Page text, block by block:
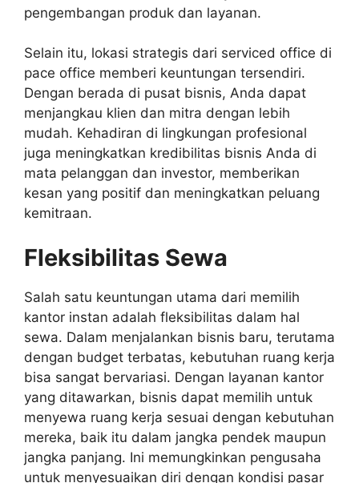
pengembangan produk dan layanan.
Selain itu, lokasi strategis dari serviced office di
pace office memberi keuntungan tersendiri.
Dengan berada di pusat bisnis, Anda dapat
menjangkau klien dan mitra dengan lebih
mudah. Kehadiran di lingkungan profesional
juga meningkatkan kredibilitas bisnis Anda di
mata pelanggan dan investor, memberikan
kesan yang positif dan meningkatkan peluang
kemitraan.
Fleksibilitas Sewa
Salah satu keuntungan utama dari memilih
kantor instan adalah fleksibilitas dalam hal
sewa. Dalam menjalankan bisnis baru, terutama
dengan budget terbatas, kebutuhan ruang kerja
bisa sangat bervariasi. Dengan layanan kantor
yang ditawarkan, bisnis dapat memilih untuk
menyewa ruang kerja sesuai dengan kebutuhan
mereka, baik itu dalam jangka pendek maupun
jangka panjang. Ini memungkinkan pengusaha
untuk menyesuaikan diri dengan kondisi pasar